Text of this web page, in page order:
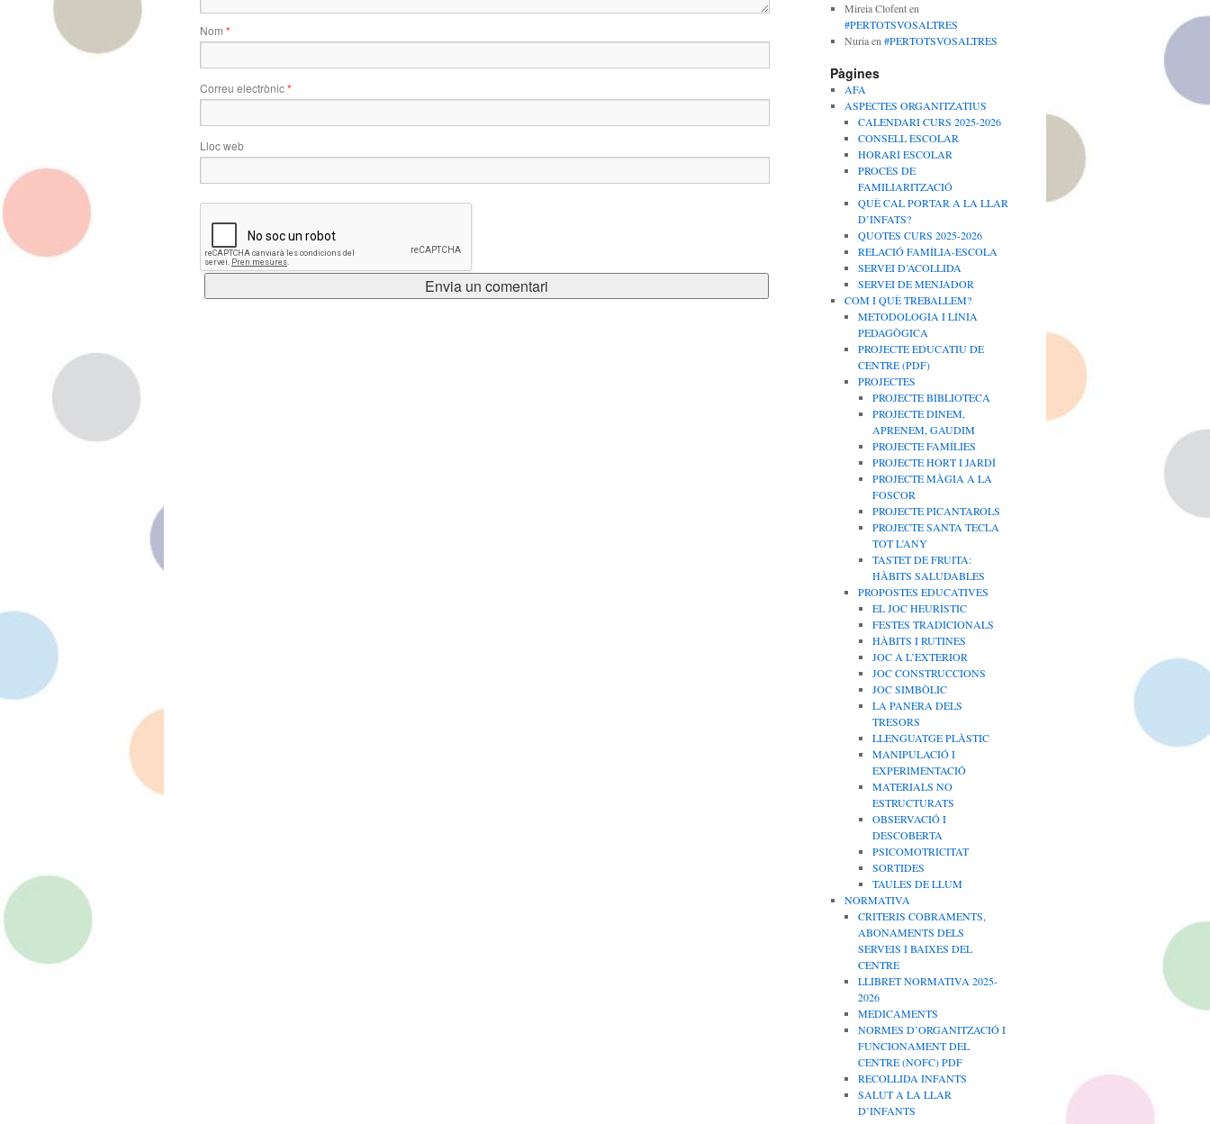
Nom *
Correu electrònic*
Lloc web
Mireia Clofenten
#PERTOTSVOSALTRES
Nuriaen #PERTOTSVOSALTRES
Pàgines
AFA
ASPECTES ORGANITZATIUS
CALENDARI CURS 2025-2026
CONSELL ESCOLAR
HORARI ESCOLAR
PROCÉS DE
FAMILIARITZACIÓ
QUÈ CAL PORTAR A LA LLAR
D’INFATS?
QUOTES CURS 2025-2026
RELACIÓ FAMÍLIA-ESCOLA
SERVEI D’ACOLLIDA
SERVEI DE MENJADOR
COM I QUÈ TREBALLEM?
METODOLOGIA I LÍNIA
PEDAGÒGICA
PROJECTE EDUCATIU DE
CENTRE (PDF)
PROJECTES
PROJECTE BIBLIOTECA
PROJECTE DINEM,
APRENEM, GAUDIM
PROJECTE FAMÍLIES
PROJECTE HORT I JARDÍ
PROJECTE MÀGIA A LA
FOSCOR
PROJECTE PICANTAROLS
PROJECTE SANTA TECLA
TOT L’ANY
TASTET DE FRUITA:
HÀBITS SALUDABLES
PROPOSTES EDUCATIVES
EL JOC HEURÍSTIC
FESTES TRADICIONALS
HÀBITS I RUTINES
JOC A L’EXTERIOR
JOC CONSTRUCCIONS
JOC SIMBÒLIC
LA PANERA DELS
TRESORS
LLENGUATGE PLÀSTIC
MANIPULACIÓ I
EXPERIMENTACIÓ
MATERIALS NO
ESTRUCTURATS
OBSERVACIÓ I
DESCOBERTA
PSICOMOTRICITAT
SORTIDES
TAULES DE LLUM
NORMATIVA
CRITERIS COBRAMENTS,
ABONAMENTS DELS
SERVEIS I BAIXES DEL
CENTRE
LLIBRET NORMATIVA 2025-
2026
MEDICAMENTS
NORMES D’ORGANITZACIÓ I
FUNCIONAMENT DEL
CENTRE (NOFC) PDF
RECOLLIDA INFANTS
SALUT A LA LLAR
D’INFANTS